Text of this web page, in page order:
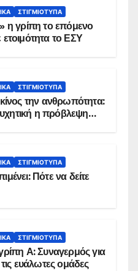
ΣΤΙΓΜΙΌΤΥΠΑ
η γρίπη το επόμενο
το ΕΣΥ
ΣΤΙΓΜΙΌΤΥΠΑ
την ανθρωπότητα:
η πρόβλεψη…
ΣΤΙΓΜΙΌΤΥΠΑ
Πότε να δείτε
ΣΤΙΓΜΙΌΤΥΠΑ
Α: Συναγερμός για
τις ευάλωτες ομάδες